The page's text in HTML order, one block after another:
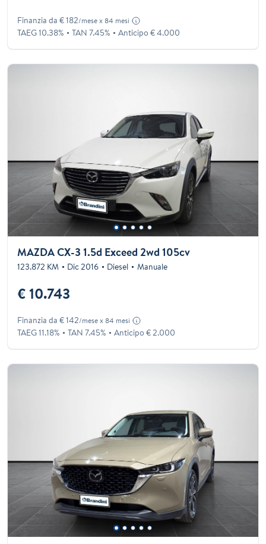
Finanzia da € 182/mese x 84 mesi
TAEG 10.38% TAN 7.45% Anticipo € 4.000
MAZDA CX-3 1.5d Exceed 2wd 105cv
123.872 KM Dic 2016 Diesel Manuale
€ 10.743
Finanzia da € 142/mese x 84 mesi
TAEG 11.18% TAN 7.45% Anticipo € 2.000